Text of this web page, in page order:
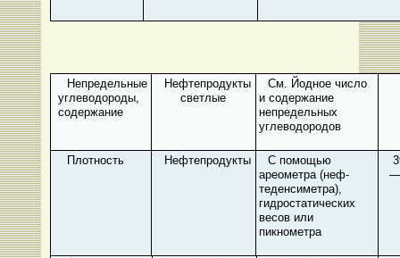
Непредельные
углеводороды,
содержание
Нефтепродукты
светлые
См. Йодное число
и содержание
непредельных
углеводородов
Плотность Нефтепродукты
С помощью
ареометра (неф-
теденсиметра),
гидростатических
весов или
пикнометра